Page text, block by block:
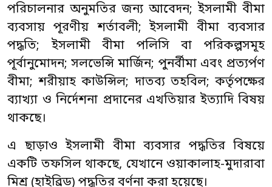
পরিচালনার অনুমতির জন্য আবেদন; ইসলামী বীমা
ব্যবসায় পূরণীয় শর্তাবলী; ইসলামী বীমা ব্যবসার
পদ্ধতি; ইসলামী বীমা পলিসি বা পরিকল্পসমূহ
পূর্বানুমোদন; সলভেন্সি মার্জিন; পুনর্বীমা এবং প্রত্যর্পণ
বীমা; শরীয়াহ কাউন্সিল; দাতব্য তহবিল; কর্তৃপক্ষের
ব্যাখ্যা ও নির্দেশনা প্রদানের এখতিয়ার ইত্যাদি বিষয়
থাকছে।
এ ছাড়াও ইসলামী বীমা ব্যবসার পদ্ধতির বিষয়ে
একটি তফসিল থাকছে, যেখানে ওয়াকালাহ-মুদারাবা
মিশ্র (হাইব্রিড) পদ্ধতির বর্ণনা করা হয়েছে।